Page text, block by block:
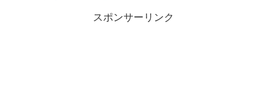
スポンサーリンク